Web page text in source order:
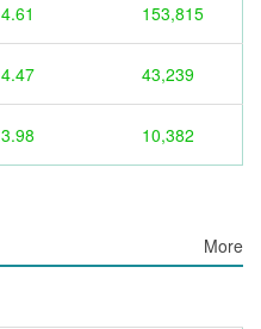
4.61 153,815
4.47 43,239
3.98 10,382
More